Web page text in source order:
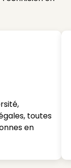
toutes
en